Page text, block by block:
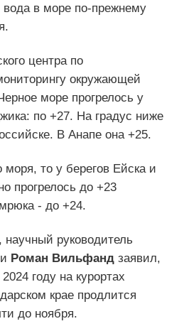
вода в море по-прежнему
центра по
окружающей
море прогрелось у
по +27. На градус ниже
В Анапе она +25.
моря, то у берегов Ейска и
прогрелось до +23
- до +24.
руководитель
Роман Вильфанд заявил,
году на курортах
крае продлится
до ноября.